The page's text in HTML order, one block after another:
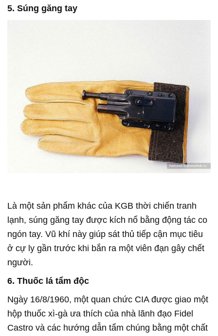
5. Súng găng tay
Là một sản phẩm khác của KGB thời chiến tranh
lạnh, súng găng tay được kích nổ bằng động tác co
ngón tay. Vũ khí này giúp sát thủ tiếp cận mục tiêu
ở cự ly gần trước khi bắn ra một viên đạn gây chết
người.
6. Thuốc lá tẩm độc
Ngày 16/8/1960, một quan chức CIA được giao một
hộp thuốc xì-gà ưa thích của nhà lãnh đạo Fidel
Castro và các hướng dẫn tẩm chúng bằng một chất